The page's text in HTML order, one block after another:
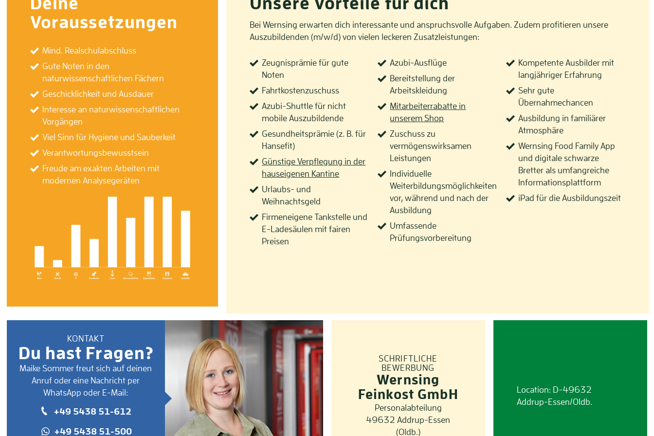
Voraussetzungen
Mind. Realschulabschluss
Gute Noten in den
naturwissenschaftlichen Fächern
Geschicklichkeit und Ausdauer
Interesse an naturwissenschaftlichen
Vorgängen
Viel Sinn für Hygiene und Sauberkeit
Verantwortungsbewusstsein
Freude am exakten Arbeiten mit
modernen Analysegeräten
Bei Wernsing erwarten dich interessante und anspruchsvolle Aufgaben. Zudem profitieren unsere
Auszubildenden (m/w/d) von vielen leckeren Zusatzleistungen:
Zeugnisprämie für gute
Noten
Fahrtkostenzuschuss
Azubi-Shuttle für nicht
mobile Auszubildende
Gesundheitsprämie (z. B. für
Hansefit)
Günstige Verpflegung in der
hauseigenen Kantine
Urlaubs- und
Weihnachtsgeld
Firmeneigene Tankstelle und
E-Ladesäulen mit fairen
Preisen
Azubi-Ausflüge
Bereitstellung der
Arbeitskleidung
Mitarbeiterrabatte in
unserem Shop
Zuschuss zu
vermögenswirksamen
Leistungen
Individuelle
Weiterbildungsmöglichkeiten
vor, während und nach der
Ausbildung
Umfassende
Prüfungsvorbereitung
Kompetente Ausbilder mit
langjähriger Erfahrung
Sehr gute
Übernahmechancen
Ausbildung in familiärer
Atmosphäre
Wernsing Food Family App
und digitale schwarze
Bretter als umfangreiche
Informationsplattform
iPad für die Ausbildungszeit
KONTAKT
Du hast Fragen?
Maike Sommer freut sich auf deinen
Anruf oder eine Nachricht per
WhatsApp oder E-Mail:
+49 5438 51-612
+49 5438 51-500
SCHRIFTLICHE
BEWERBUNG
Wernsing
Feinkost GmbH
Personalabteilung
49632 Addrup-Essen
(Oldb.)
Location: D-49632
Addrup-Essen/Oldb.